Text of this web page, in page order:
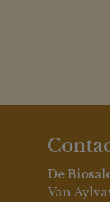
De
Van